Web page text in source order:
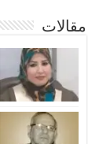
مقالات